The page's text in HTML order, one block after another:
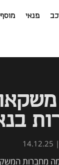
פנאי מוסף